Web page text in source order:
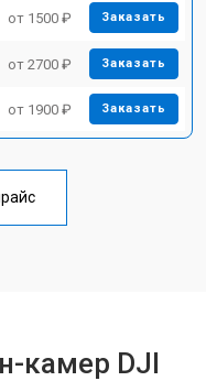
от 1500 ₽ Заказать
от 2700 ₽ Заказать
от 1900 ₽ Заказать
камер DJI